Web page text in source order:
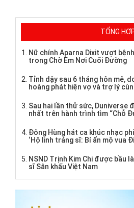
TỔNG
Nữ chính Aparna Dixit vượt
trong Chờ Em Nơi Cuối Đường
Tỉnh dậy sau 6 tháng hôn mê,
hoàng phát hiện vợ và trợ lý
Sau hai lần thử sức, Duniverse
nhất trên hành trình tìm “Chỗ
Đông Hùng hát ca khúc nhạc
‘Hộ linh tráng sĩ: Bí ẩn mộ vua
NSND Trịnh Kim Chi được bầu
sĩ Sân khấu Việt Nam